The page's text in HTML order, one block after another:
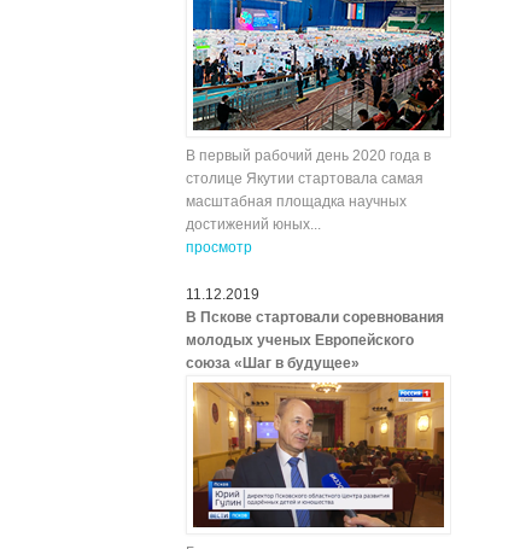
В первый рабочий день 2020 года в
столице Якутии стартовала самая
масштабная площадка научных
достижений юных...
просмотр
11.12.2019
В Пскове стартовали соревнования
молодых ученых Европейского
союза «Шаг в будущее»